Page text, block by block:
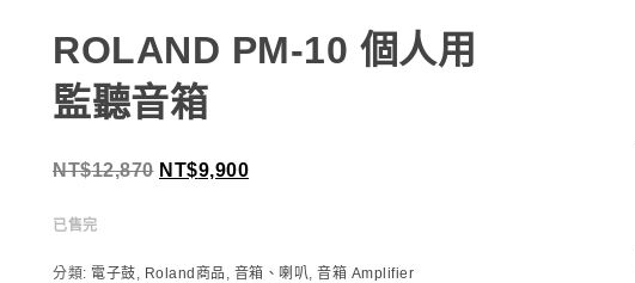
ROLAND PM-10 個人用
監聽音箱
NT$12,870 NT$9,900
已售完
分類: 電子鼓, Roland商品 , 音箱、喇叭, 音箱 Amplifier